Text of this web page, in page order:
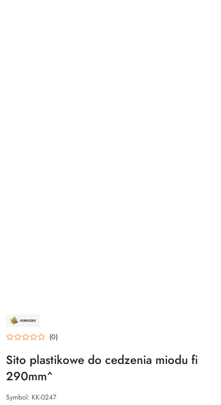
NAZWA
PRODUCENTA:
KOKOSZKA
(0)
Sito plastikowe do cedzenia miodu fi
290mm^
Symbol: KK-0247